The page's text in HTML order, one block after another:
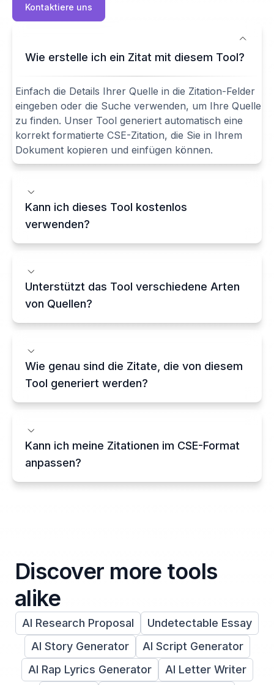
Kontaktiere uns
Wie erstelle ich ein Zitat mit diesem Tool?
Einfach die Details Ihrer Quelle in die Zitation-Felder
eingeben oder die Suche verwenden, um Ihre Quelle
zu finden. Unser Tool generiert automatisch eine
korrekt formatierte CSE-Zitation, die Sie in Ihrem
Dokument kopieren und einfügen können.
Kann ich dieses Tool kostenlos
verwenden?
Unterstützt das Tool verschiedene Arten
von Quellen?
Wie genau sind die Zitate, die von diesem
Tool generiert werden?
Kann ich meine Zitationen im CSE-Format
anpassen?
Discover more tools
alike
AI Research Proposal
Undetectable Essay
AI Story Generator
AI Script Generator
AI Rap Lyrics Generator
AI Letter Writer